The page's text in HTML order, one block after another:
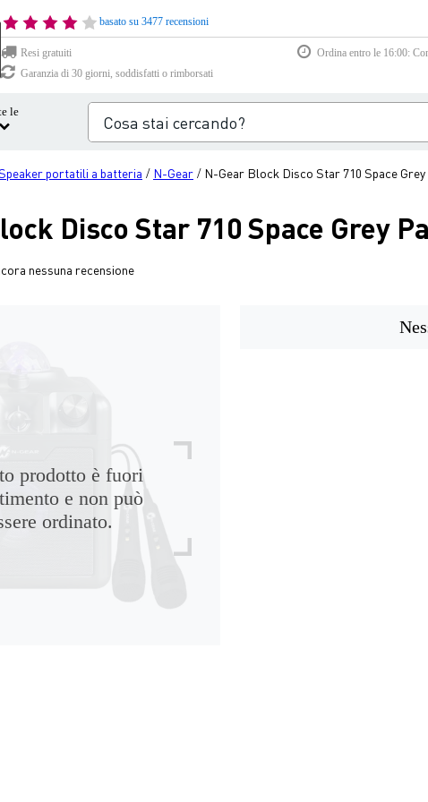
basato su 3477 recensioni
Resi gratuiti
Ordina entro le 16:00:
Garanzia di 30 giorni, soddisfatti o rimborsati
le
portatili a batteria / N-Gear / N-Gear Block Disco Star 710 Space
Disco Star 710 Space Grey
nessuna recensione
prodotto è fuori
e non può
ordinato.